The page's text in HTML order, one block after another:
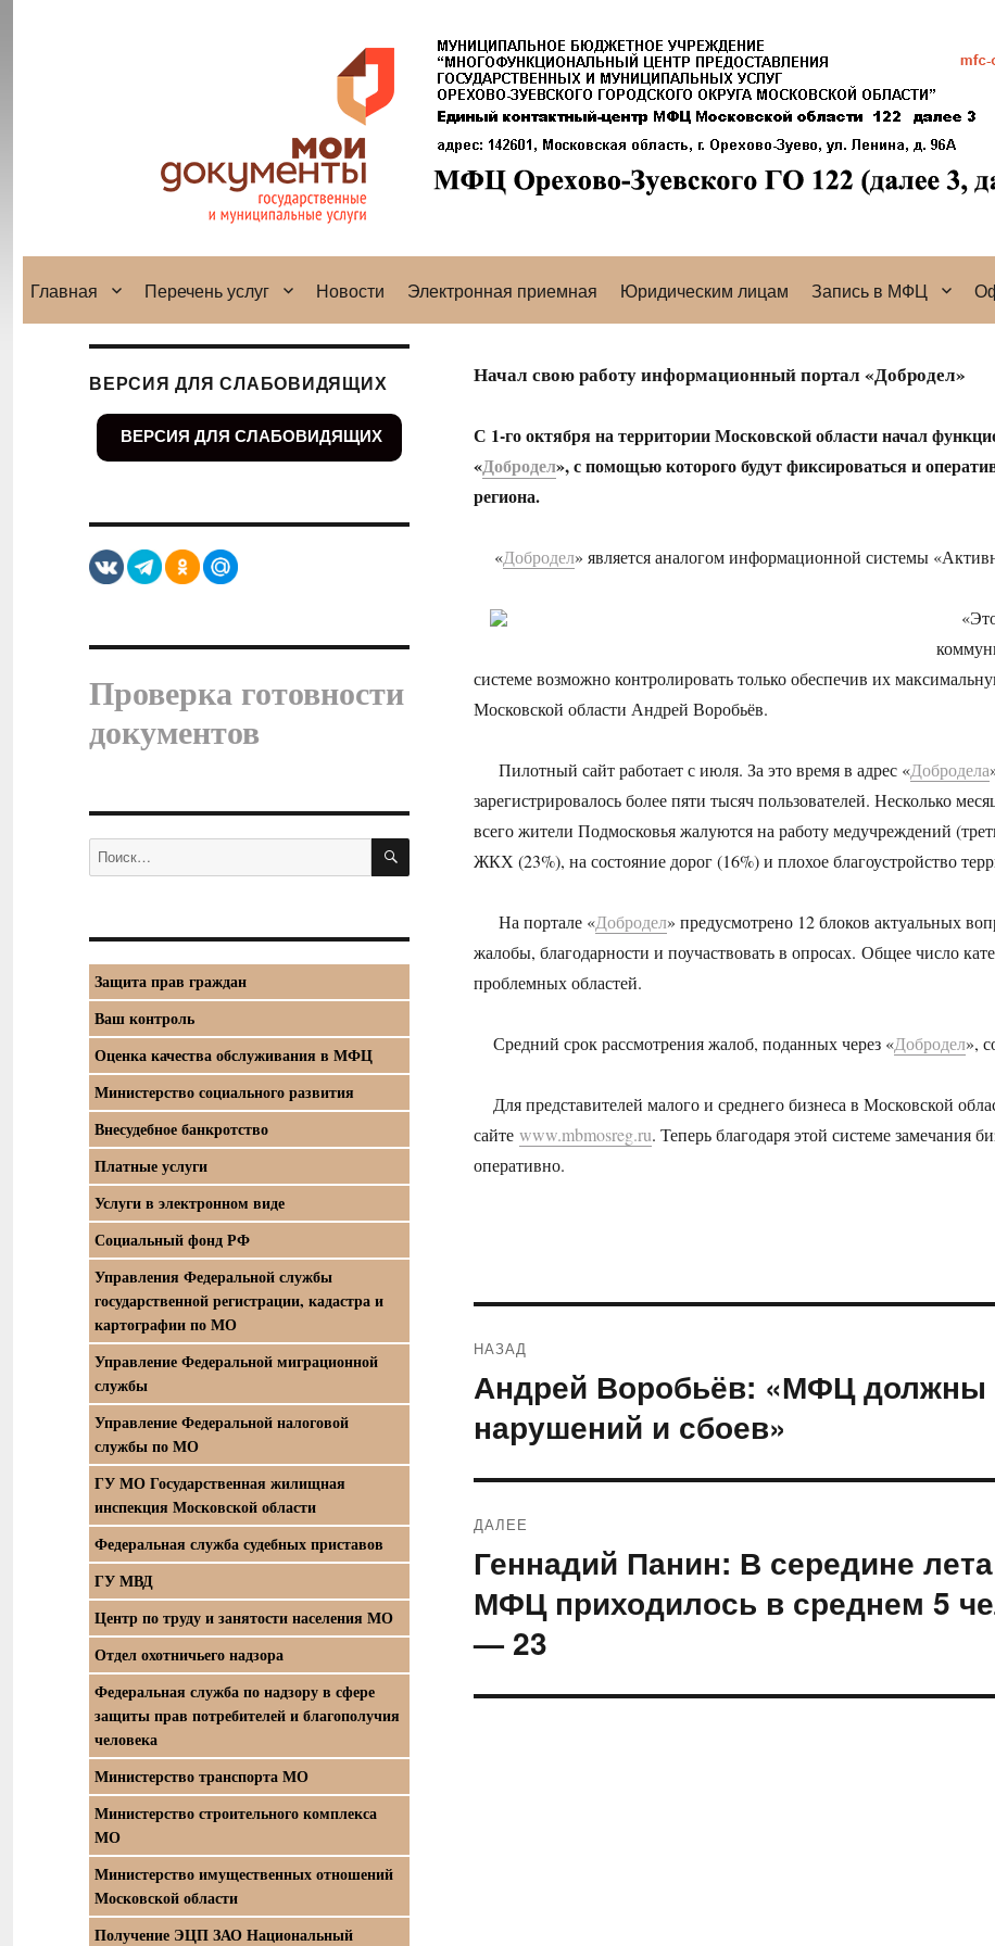
Главная Перечень услуг Новости Электронная приемная Юридическим лицам Запись в МФЦ
Начал свою работу информационный портал «Добродел»
С 1-го октября на территории Московской области начал
«Добродел», с помощью которого будут фиксироваться и
региона.
«Добродел» является аналогом информационной системы
системе возможно контролировать только обеспечив их
Московской области Андрей Воробьёв.
Пилотный сайт работает с июля. За это время в адрес «Добродела
зарегистрировалось более пяти тысяч пользователей. Несколько
всего жители Подмосковья жалуются на работу медучреждений
ЖКХ (23%), на состояние дорог (16%) и плохое благоустройство
На портале «Добродел» предусмотрено 12 блоков актуальных
жалобы, благодарности и поучаствовать в опросах. Общее число
проблемных областей.
Средний срок рассмотрения жалоб, поданных через «Добродел»,
Для представителей малого и среднего бизнеса в Московской
сайте www.mbmosreg.ru. Теперь благодаря этой системе замечания
оперативно.
по
записям
НАЗАД
Предыдущая
запись:
Андрей Воробьёв: «МФЦ должны
нарушений и сбоев»
ДАЛЕЕ
Следующая
Геннадий Панин: В середине
МФЦ приходилось в среднем 5
— 23
ВЕРСИЯ ДЛЯ СЛАБОВИДЯЩИХ
ВЕРСИЯ ДЛЯ СЛАБОВИДЯЩИХ
Проверка готовности
документов
Искать: ПОИСК
Защита прав граждан
Ваш контроль
Оценка качества обслуживания в МФЦ
Министерство социального развития
Внесудебное банкротство
Платные услуги
Услуги в электронном виде
Социальный фонд РФ
Управления Федеральной службы
государственной регистрации, кадастра и
картографии по МО
Управление Федеральной миграционной
службы
Управление Федеральной налоговой
службы по МО
ГУ МО Государственная жилищная
инспекция Московской области
Федеральная служба судебных приставов
ГУ МВД
Центр по труду и занятости населения МО
Отдел охотничьего надзора
Федеральная служба по надзору в сфере
защиты прав потребителей и благополучия
человека
Министерство транспорта МО
Министерство строительного комплекса
МО
Министерство имущественных отношений
Московской области
Получение ЭЦП ЗАО Национальный